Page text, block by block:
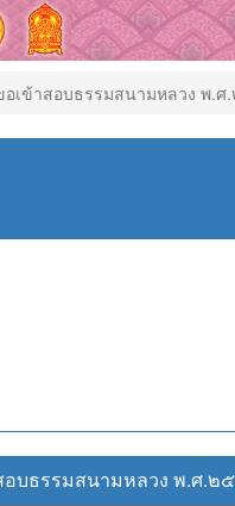
อเข้าสอบธรรมสนามหลวง พ.
อบธรรมสนามหลวง พ.ศ.๒